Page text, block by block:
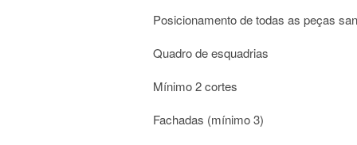
Posicionamento de todas as peças
Quadro de esquadrias
Mínimo 2 cortes
Fachadas (mínimo 3)